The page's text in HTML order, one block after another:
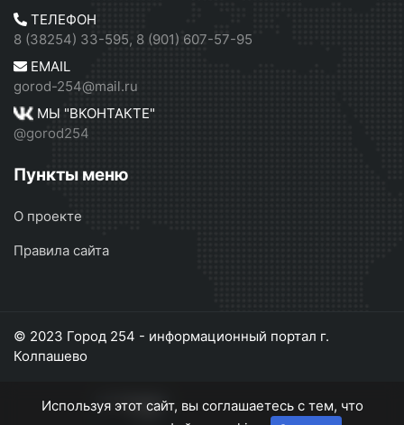
ТЕЛЕФОН
8 (38254) 33-595, 8 (901) 607-57-95
EMAIL
gorod-254@mail.ru
МЫ "ВКОНТАКТЕ"
@gorod254
Пункты меню
О проекте
Правила сайта
© 2023 Город 254 - информационный портал г.
Колпашево
Используя этот сайт, вы соглашаетесь с тем, что